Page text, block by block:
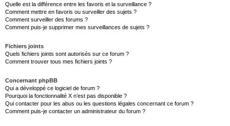
Quelle est la différence entre les favoris et la surveillance ?
Comment mettre en favoris ou surveiller des sujets ?
Comment surveiller des forums ?
Comment puis-je supprimer mes surveillances de sujets ?
Fichiers joints
Quels fichiers joints sont autorisés sur ce forum ?
Comment trouver tous mes fichiers joints ?
Concernant phpBB
Qui a développé ce logiciel de forum ?
Pourquoi la fonctionnalité X n’est pas disponible ?
Qui contacter pour les abus ou les questions légales concernant ce forum ?
Comment puis-je contacter un administrateur du forum ?